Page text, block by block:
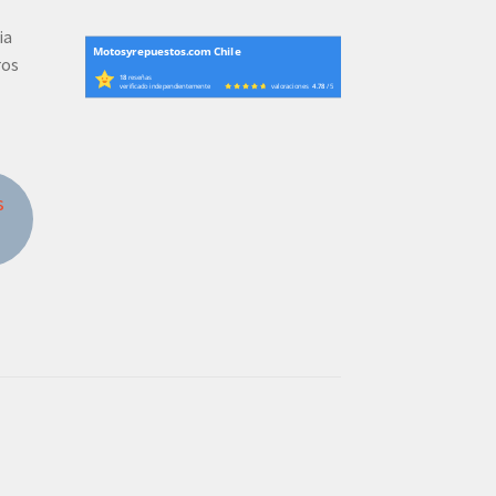
Motosyrepuestos.com Chile
18 reseñas
verificado independientemente valoraciones 4.78/ 5